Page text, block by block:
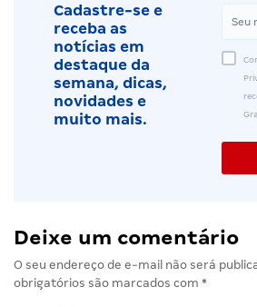
Cadastre-se e
receba as
notícias em
destaque da
semana, dicas,
novidades e
muito mais.
Deixe um comentário
O seu endereço de e-mail não será
obrigatórios são marcados com *